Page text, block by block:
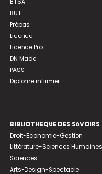
BUT
Prépas
Licence
Licence Pro
DN Made
PASS
Diplome infirmier
BIBLIOTHEQUE DES SAVOIRS
Droit-Economie-Gestion
Littérature-Sciences Humaines
Sciences
Arts-Design-Spectacle